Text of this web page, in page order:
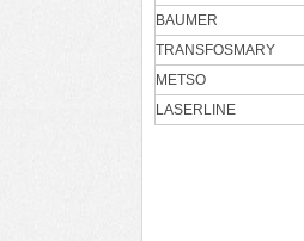
BAUMER
TRANSFOSMARY
METSO
LASERLINE